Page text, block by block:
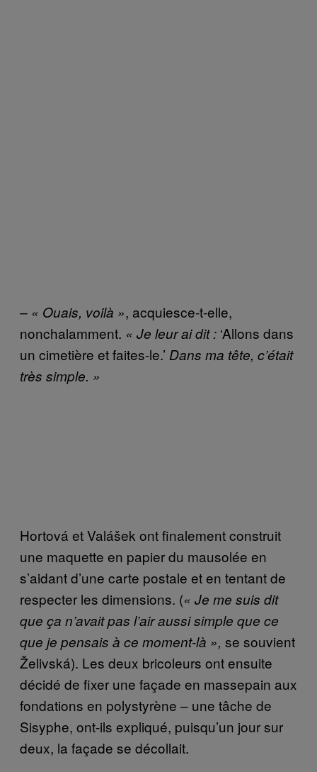
– « Ouais, voilà », acquiesce-t-elle,
nonchalamment. « Je leur ai dit : ‘Allons dans
un cimetière et faites-le.’ Dans ma tête, c’était
très simple. »
Hortová et Valášek ont finalement construit
une maquette en papier du mausolée en
s’aidant d’une carte postale et en tentant de
respecter les dimensions. (« Je me suis dit
que ça n’avait pas l’air aussi simple que ce
que je pensais à ce moment-là », se souvient
Želivská). Les deux bricoleurs ont ensuite
décidé de fixer une façade en massepain aux
fondations en polystyrène – une tâche de
Sisyphe, ont-ils expliqué, puisqu’un jour sur
deux, la façade se décollait.